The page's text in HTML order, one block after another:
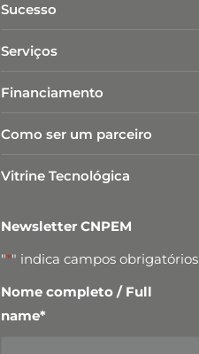
Sucesso
Serviços
Financiamento
Como ser um parceiro
Vitrine Tecnológica
Newsletter CNPEM
"*" indica campos obrigatórios
Nome completo / Full
name*